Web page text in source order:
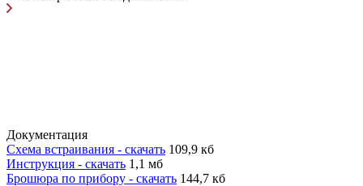
Документация
Схема встраивания - скачать 109,9 кб
Инструкция - скачать 1,1 мб
Брошюра по прибору - скачать 144,7 кб